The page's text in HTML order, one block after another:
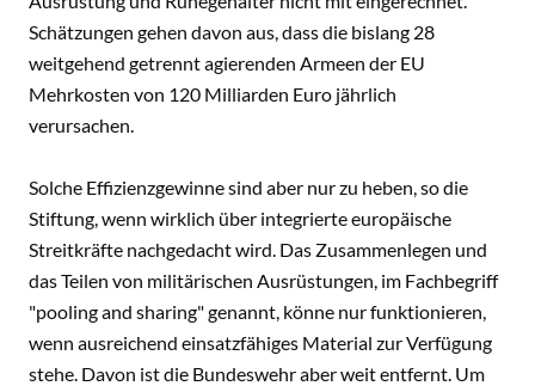
Schätzungen gehen davon aus, dass die bislang 28
weitgehend getrennt agierenden Armeen der EU
Mehrkosten von 120 Milliarden Euro jährlich
verursachen.
Solche Effizienzgewinne sind aber nur zu heben, so die
Stiftung, wenn wirklich über integrierte europäische
Streitkräfte nachgedacht wird. Das Zusammenlegen und
das Teilen von militärischen Ausrüstungen, im Fachbegriff
"pooling and sharing" genannt, könne nur funktionieren,
wenn ausreichend einsatzfähiges Material zur Verfügung
stehe. Davon ist die Bundeswehr aber weit entfernt. Um